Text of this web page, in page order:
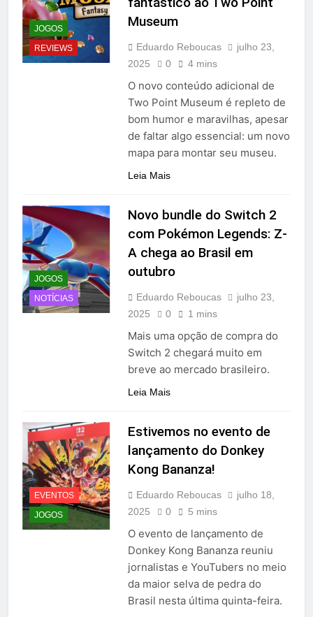
JOGOS
REVIEWS
Museum
Eduardo Reboucas
julho 23,
2025
0 4 mins
O novo conteúdo adicional de
Two Point Museum é repleto de
bom humor e maravilhas, apesar
de faltar algo essencial: um novo
mapa para montar seu museu.
Leia Mais
JOGOS
NOTÍCIAS
Novo bundle do Switch 2
com Pokémon Legends: Z-
A chega ao Brasil em
outubro
Eduardo Reboucas
julho 23,
2025
0 1 mins
Mais uma opção de compra do
Switch 2 chegará muito em
breve ao mercado brasileiro.
Leia Mais
EVENTOS
JOGOS
Estivemos no evento de
lançamento do Donkey
Kong Bananza!
Eduardo Reboucas
julho 18,
2025
0 5 mins
O evento de lançamento de
Donkey Kong Bananza reuniu
jornalistas e YouTubers no meio
da maior selva de pedra do
Brasil nesta última quinta-feira.